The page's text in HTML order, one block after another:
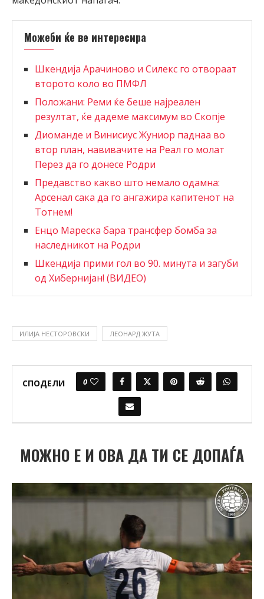
Можеби ќе ве интересира
Шкендија Арачиново и Силекс го отвораат
второто коло во ПМФЛ
Положани: Реми ќе беше најреален
резултат, ќе дадеме максимум во Скопје
Диоманде и Винисиус Жуниор паднаа во
втор план, навивачите на Реал го молат
Перез да го донесе Родри
Предавство какво што немало одамна:
Арсенал сака да го ангажира капитенот на
Тотнем!
Енцо Мареска бара трансфер бомба за
наследникот на Родри
Шкендија прими гол во 90. минута и загуби
од Хибернијан! (ВИДЕО)
ИЛИЈА НЕСТОРОВСКИ ЛЕОНАРД ЖУТА
СПОДЕЛИ 0
МОЖНО Е И ОВА ДА ТИ СЕ ДОПАЃА